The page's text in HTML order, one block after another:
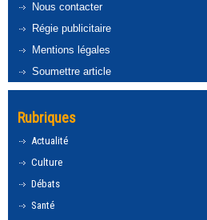
Nous contacter
Régie publicitaire
Mentions légales
Soumettre article
Rubriques
Actualité
Culture
Débats
Santé